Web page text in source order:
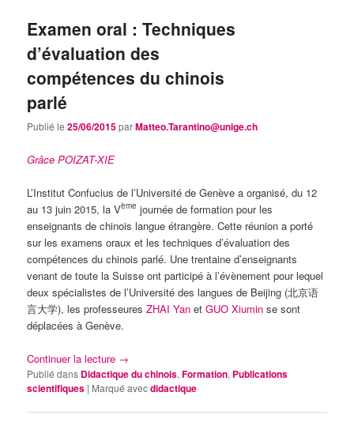
Examen oral : Techniques
d’évaluation des
compétences du chinois
parlé
Publié le25/06/2015parMatteo.Tarantino@unige.ch
Grâce POIZAT-XIE
L’Institut Confucius de l’Université de Genève a organisé, du 12
au 13 juin 2015, la Vème journée de formation pour les
enseignants de chinois langue étrangère. Cette réunion a porté
sur les examens oraux et les techniques d’évaluation des
compétences du chinois parlé. Une trentaine d’enseignants
venant de toute la Suisse ont participé à l’évènement pour lequel
deux spécialistes de l’Université des langues de Beijing (北京语
言大学), les professeuresZHAI YanetGUO Xiumin se sont
déplacées à Genève.
Continuer la lecture →
Publié dans Didactique du chinois,Formation, Publications
scientifiques | Marqué avecdidactique